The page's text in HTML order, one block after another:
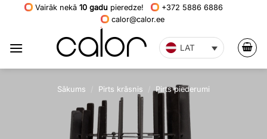
Vairāk nekā 10 gadu pieredze!
+372 5886 6886
calor@calor.ee
LAT
Sākums Pirts krāsnis Pirts piederumi